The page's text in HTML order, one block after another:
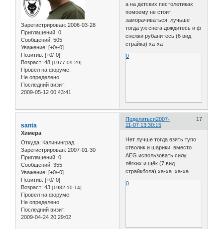
Зарегистрирован: 2006-03-28
Приглашений: 0
Сообщений: 505
Уважение: [+0/-0]
Позитив: [+0/-0]
Возраст: 48 [1977-09-29]
Провел на форуме:
Не определено
Последний визит:
2009-05-12 00:43:41
а на детских пестолетиках
помоему не стоит
заморачиваться, лучьше
тогда уж снега дождитесь и ф
снежки рубанитесь (6 вид
страйка) xa-xa
0
Поделиться 17
2007-
11-07 13:30:15
santa
Химера
Откуда: Калининград
Зарегистрирован: 2007-01-30
Приглашений: 0
Сообщений: 355
Уважение: [+0/-0]
Позитив: [+0/-0]
Возраст: 43 [1982-10-14]
Провел на форуме:
Не определено
Последний визит:
2009-04-24 20:29:02
Нет лучше тогда взять тупо
стволик и шарики, вместо
AEG использовать силу
лёгких и щёк (7 вид
страйкбола) xa-xa xa-xa
0